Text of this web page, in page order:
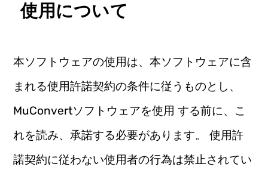
使用について
本ソフトウェアの使用は、本ソフトウェアに含
まれる使用許諾契約の条件に従うものとし、
MuConvertソフトウェアを使用 する前に、こ
れを読み、承諾する必要があります。 使用許
諾契約に従わない使用者の行為は禁止されてい